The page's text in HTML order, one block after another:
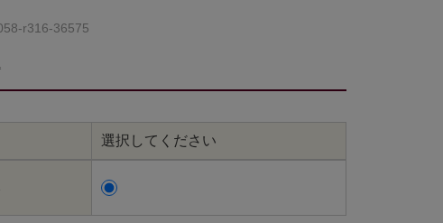
r316-36575
選択してください